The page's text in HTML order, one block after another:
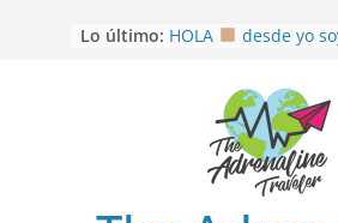
Lo último: HOLA
desde yo
EL SENDERO DEL
opción
HOSPEDAJE AL
OTRA PERSPECTIVA